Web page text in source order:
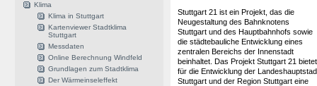
Klima
Klima in Stuttgart
Kartenviewer Stadtklima
Stuttgart
Messdaten
Online Berechnung Windfeld
Grundlagen zum Stadtklima
Der Wärmeinseleffekt
Stuttgart 21 ist ein Projekt, das die
Neugestaltung des Bahnknotens
Stuttgart und des Hauptbahnhofs sowie
die städtebauliche Entwicklung eines
zentralen Bereichs der Innenstadt
beinhaltet. Das Projekt Stuttgart 21 bietet
für die Entwicklung der
Stuttgart und der Region Stuttgart eine